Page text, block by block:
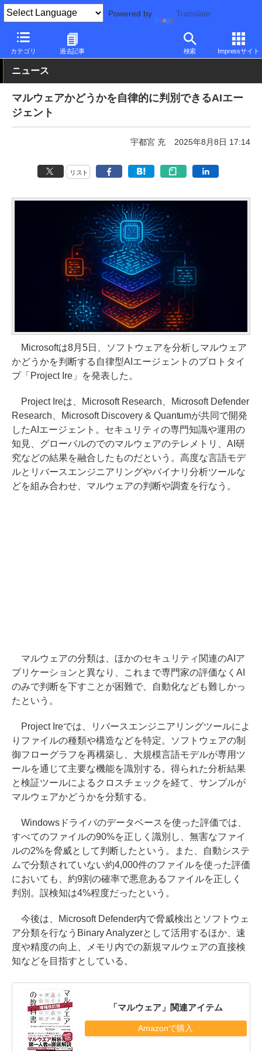
Powered by Translate
カテゴリ 過去記事 検索 Impressサイト
PC Watch 市場 AI
ニュース
マルウェアかどうかを自律的に判別できるAIエー
ジェント
宇都宮 充 2025年8月8日 17:14
リスト
Microsoftは8月5日、ソフトウェアを分析しマルウェア
かどうかを判断する自律型AIエージェントのプロトタイ
プ「Project Ire」を発表した。
Project Ireは、Microsoft Research、Microsoft Defender
Research、Microsoft Discovery & Quantumが共同で開発
したAIエージェント。セキュリティの専門知識や運用の
知見、グローバルのでのマルウェアのテレメトリ、AI研
究などの結果を融合したものだという。高度な言語モデ
ルとリバースエンジニアリングやバイナリ分析ツールな
どを組み合わせ、マルウェアの判断や調査を行なう。
マルウェアの分類は、ほかのセキュリティ関連のAIア
プリケーションと異なり、これまで専門家の評価なくAI
のみで判断を下すことが困難で、自動化なども難しかっ
たという。
Project Ireでは、リバースエンジニアリングツールによ
りファイルの種類や構造などを特定。ソフトウェアの制
御フローグラフを再構築し、大規模言語モデルが専用ツ
ールを通じて主要な機能を識別する。得られた分析結果
と検証ツールによるクロスチェックを経て、サンプルが
マルウェアかどうかを分類する。
Windowsドライバのデータベースを使った評価では、
すべてのファイルの90%を正しく識別し、無害なファイ
ルの2%を脅威として判断したという。また、自動システ
ムで分類されていない約4,000件のファイルを使った評価
においても、約9割の確率で悪意あるファイルを正しく
判別。誤検知は4%程度だったという。
今後は、Microsoft Defender内で脅威検出とソフトウェ
ア分類を行なうBinary Analyzerとして活用するほか、速
度や精度の向上、メモリ内での新規マルウェアの直接検
知などを目指すとしている。
「マルウェア」関連アイテム
Amazonで購入